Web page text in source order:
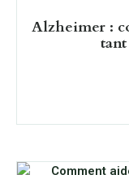
Alzheimer :